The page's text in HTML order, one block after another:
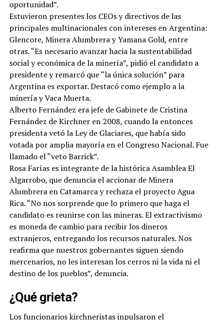
oportunidad”.
Estuvieron presentes los CEOs y directivos de las
principales multinacionales con intereses en Argentina:
Glencore, Minera Alumbrera y Yamana Gold, entre
otras. “Es necesario avanzar hacia la sustentabilidad
social y económica de la minería”, pidió el candidato a
presidente y remarcó que “la única solución” para
Argentina es exportar. Destacó como ejemplo a la
minería y Vaca Muerta.
Alberto Fernández era jefe de Gabinete de Cristina
Fernández de Kirchner en 2008, cuando la entonces
presidenta vetó la Ley de Glaciares, que había sido
votada por amplia mayoría en el Congreso Nacional. Fue
llamado el “veto Barrick”.
Rosa Farías es integrante de la histórica Asamblea El
Algarrobo, que denuncia el accionar de Minera
Alumbrera en Catamarca y rechaza el proyecto Agua
Rica. “No nos sorprende que lo primero que haga el
candidato es reunirse con las mineras. El extractivismo
es moneda de cambio para recibir los dineros
extranjeros, entregando los recursos naturales. Nos
reafirma que nuestros gobernantes siguen siendo
mercenarios, no les interesan los cerros ni la vida ni el
destino de los pueblos”, denuncia.
¿Qué grieta?
Los funcionarios kirchneristas inpulsaron el